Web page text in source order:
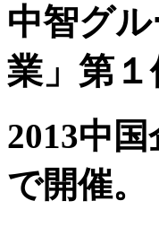
中智グ
業」第１
2013中
で開催。